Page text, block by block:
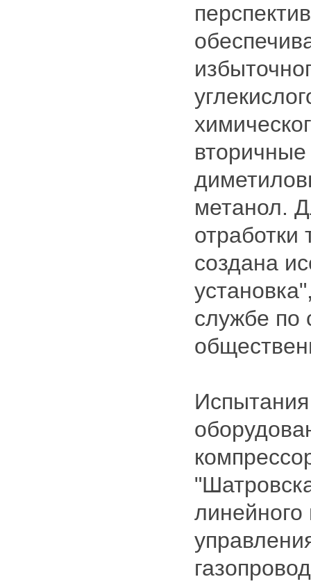
вторичные
метанол.
отработки
создана
службе по
линейного